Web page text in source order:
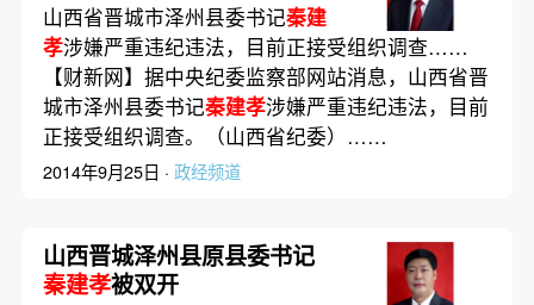
山西省晋城市泽州县委书记秦建
孝涉嫌严重违纪违法，目前正接受组织调查……
【财新网】据中央纪委监察部网站消息，山西省晋
城市泽州县委书记秦建孝涉嫌严重违纪违法，目前
正接受组织调查。（山西省纪委）……
2014年9月25日 · 政经频道
山西晋城泽州县原县委书记
秦建孝被双开